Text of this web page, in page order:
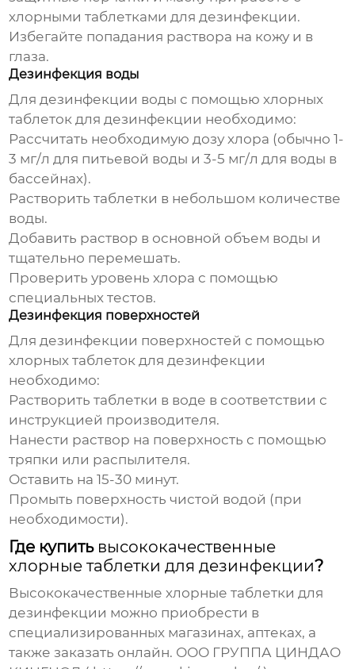
хлорными таблетками для дезинфекции.
Избегайте попадания раствора на кожу и в
глаза.
Дезинфекция воды
Для дезинфекции воды с помощьюхлорных
таблеток для дезинфекции необходимо:
Рассчитать необходимую дозу хлора (обычно 1-
3 мг/л для питьевой воды и 3-5 мг/л для воды в
бассейнах).
Растворить таблетки в небольшом количестве
воды.
Добавить раствор в основной объем воды и
тщательно перемешать.
Проверить уровень хлора с помощью
специальных тестов.
Дезинфекция поверхностей
Для дезинфекции поверхностей с помощью
хлорных таблеток для дезинфекции
необходимо:
Растворить таблетки в воде в соответствии с
инструкцией производителя.
Нанести раствор на поверхность с помощью
тряпки или распылителя.
Оставить на 15-30 минут.
Промыть поверхность чистой водой (при
необходимости).
Где купить высококачественные
хлорные таблетки для дезинфекции?
Высококачественные хлорные таблетки для
дезинфекции можно приобрести в
специализированных магазинах, аптеках, а
также заказать онлайн. ООО ГРУППА ЦИНДАО